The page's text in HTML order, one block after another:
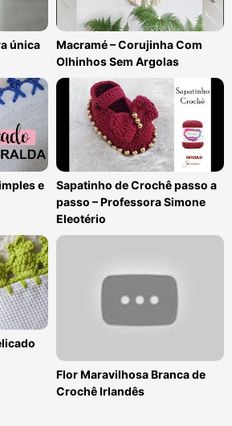
única
Macramé – Corujinha Com
Olhinhos Sem Argolas
e
Sapatinho de Crochê passo a
passo – Professora Simone
Eleotério
Flor Maravilhosa Branca de
Crochê Irlandês